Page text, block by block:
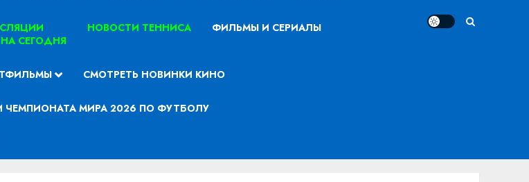
СЕГОДНЯ
НОВОСТИ ТЕННИСА ФИЛЬМЫ И СЕРИАЛЫ
СМОТРЕТЬ НОВИНКИ КИНО
ЧЕМПИОНАТА МИРА 2026 ПО ФУТБОЛУ